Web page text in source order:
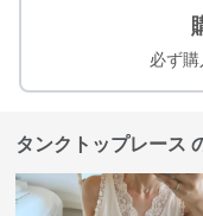
必ず購
タンクトップレース